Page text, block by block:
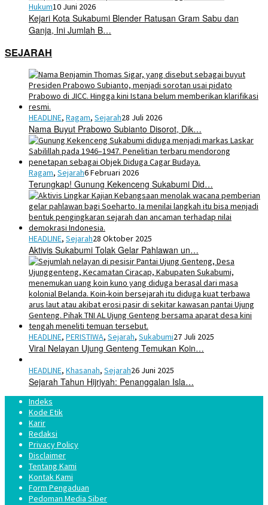
Hukum10 Juni 2026
Kejari Kota Sukabumi Blender Ratusan Gram Sabu dan
Ganja, Ini Jumlah B…
SEJARAH
HEADLINE, Ragam, Sejarah28 Juli 2026
Nama Buyut Prabowo Subianto Disorot, Dik…
Ragam, Sejarah6 Februari 2026
Terungkap! Gunung Kekenceng Sukabumi Did…
HEADLINE, Sejarah28 Oktober 2025
Aktivis Sukabumi Tolak Gelar Pahlawan un…
HEADLINE, PERISTIWA, Sejarah, Sukabumi27 Juli 2025
Viral Nelayan Ujung Genteng Temukan Koin…
HEADLINE, Khasanah, Sejarah26 Juni 2025
Sejarah Tahun Hijriyah: Penanggalan Isla…
Indeks
Kode Etik
Karir
Redaksi
Privacy Policy
Disclaimer
Tentang Kami
Kontak Kami
Form Pengaduan
Pedoman Media Siber